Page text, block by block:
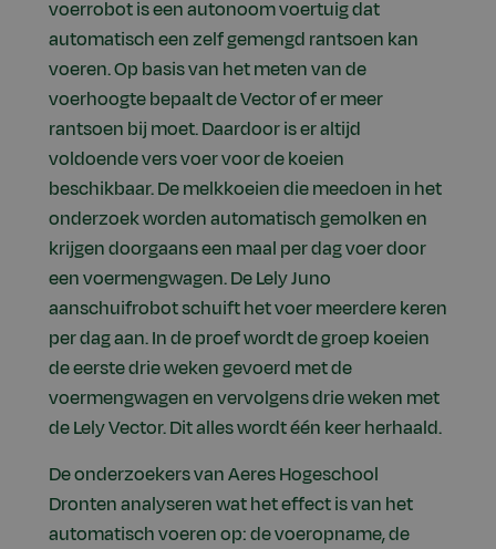
voerrobot is een autonoom voertuig dat
automatisch een zelf gemengd rantsoen kan
voeren. Op basis van het meten van de
voerhoogte bepaalt de Vector of er meer
rantsoen bij moet. Daardoor is er altijd
voldoende vers voer voor de koeien
beschikbaar. De melkkoeien die meedoen in het
onderzoek worden automatisch gemolken en
krijgen doorgaans een maal per dag voer door
een voermengwagen. De Lely Juno
aanschuifrobot schuift het voer meerdere keren
per dag aan. In de proef wordt de groep koeien
de eerste drie weken gevoerd met de
voermengwagen en vervolgens drie weken met
de Lely Vector. Dit alles wordt één keer herhaald.
De onderzoekers van Aeres Hogeschool
Dronten analyseren wat het effect is van het
automatisch voeren op: de voeropname, de